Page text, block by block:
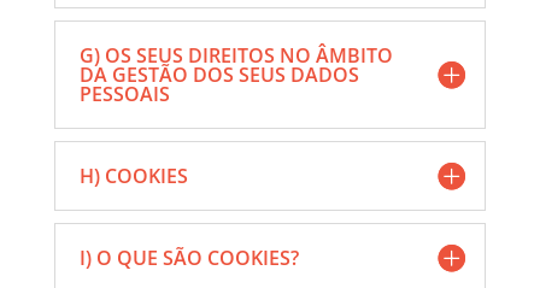
G) OS SEUS DIREITOS NO ÂMBITO
DA GESTÃO DOS SEUS DADOS
PESSOAIS
H) COOKIES
I) O QUE SÃO COOKIES?